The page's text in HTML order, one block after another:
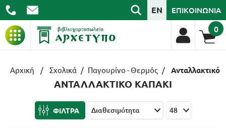
ΒΙΒΛΙΑ
ΓΡΑΦΙΚΗ ΥΛΗ
ΣΧΟΛΙΚΑ
EN ΕΠΙΚΟΙΝΩΝΙΑ
0
Αρχική / Σχολικά / Παγουρίνο - Θερμός / Ανταλλακτικό
ΑΝΤΑΛΛΑΚΤΙΚΟ ΚΑΠΑΚΙ
ΦΙΛΤΡΑ